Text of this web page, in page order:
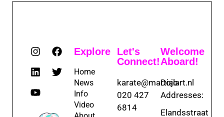
Explore
Home
News
Info
Video
Let's
Connect!
karate@martialart.nl
020 427
6814
Welcome
Aboard!
Dojo
Addresses:
Elandsstraat